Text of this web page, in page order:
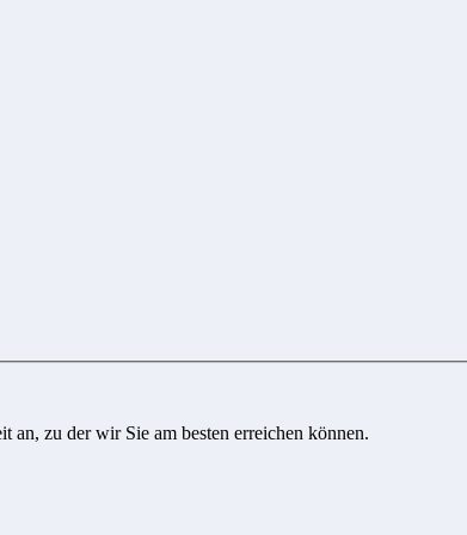
an, zu der wir Sie am besten erreichen können.